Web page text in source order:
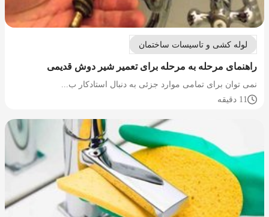
لوله کشی و تاسیسات ساختمان
راهنمای مرحله به مرحله برای تعمیر شیر دوش قدیمی
نمی توان برای تمامی موارد جزئی به دنبال استادکار ب...
11 دقیقه